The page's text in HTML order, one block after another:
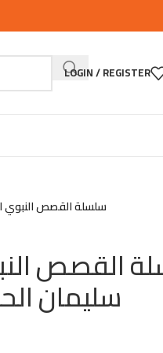
LOGIN / REGISTER
سلسلة القصص النبوي للأطفال – 11 سليمان
سليمان